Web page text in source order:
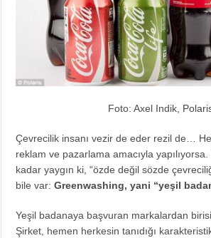
Foto: Axel Indik,
Çevrecilik insanı vezir de eder rezil de…
reklam ve pazarlama amacıyla
kadar yaygın ki, “özde değil sözde
bile var:Greenwashing, yani “yeşil
Yeşil badanaya başvuran markalardan
Şirket, hemen herkesin tanıdığı